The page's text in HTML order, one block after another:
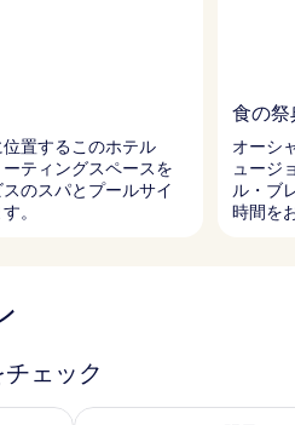
置するこのホテル
ティングスペースを
のスパとプールサイ
。
食の祭
オーシ
ュージ
ル・ブ
時間を
ェック
チェック明日 8月 8 - 8月 9 の空